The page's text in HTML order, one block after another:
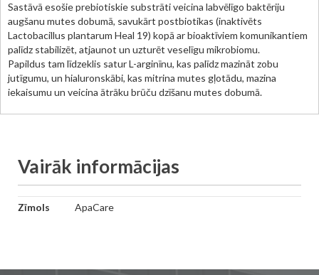
Sastāvā esošie prebiotiskie substrāti veicina labvēlīgo baktēriju
augšanu mutes dobumā, savukārt postbiotikas (inaktivēts
Lactobacillus plantarum Heal 19) kopā ar bioaktīviem komunikantiem
palīdz stabilizēt, atjaunot un uzturēt veselīgu mikrobiomu.
Papildus tam līdzeklis satur L-arginīnu, kas palīdz mazināt zobu
jutīgumu, un hialuronskābi, kas mitrina mutes gļotādu, mazina
iekaisumu un veicina ātrāku brūču dzīšanu mutes dobumā.
Vairāk informācijas
Vairāk
Zīmols ApaCare